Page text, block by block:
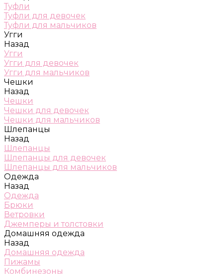
Туфли
Туфли для девочек
Туфли для мальчиков
Угги
Назад
Угги
Угги для девочек
Угги для мальчиков
Чешки
Назад
Чешки
Чешки для девочек
Чешки для мальчиков
Шлепанцы
Назад
Шлепанцы
Шлепанцы для девочек
Шлепанцы для мальчиков
Одежда
Назад
Одежда
Брюки
Ветровки
Джемперы и толстовки
Домашняя одежда
Назад
Домашняя одежда
Пижамы
Комбинезоны